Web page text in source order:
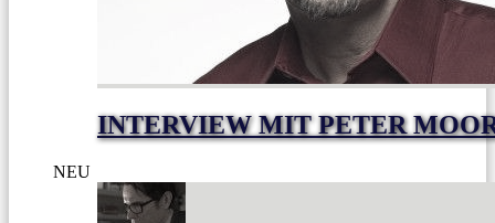
INTERVIEW MIT PETER
NEU